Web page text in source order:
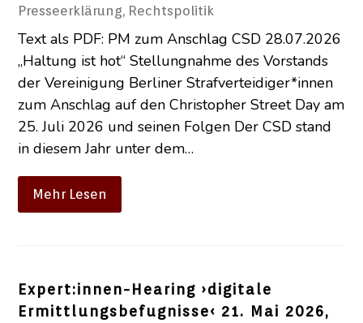
Presseerklärung, Rechtspolitik
Text als PDF: PM zum Anschlag CSD 28.07.2026
„Haltung ist hot“ Stellungnahme des Vorstands
der Vereinigung Berliner Strafverteidiger*innen
zum Anschlag auf den Christopher Street Day am
25. Juli 2026 und seinen Folgen Der CSD stand
in diesem Jahr unter dem…
Mehr Lesen
Expert:innen-Hearing ›digitale
Ermittlungsbefugnisse‹ 21. Mai 2026,